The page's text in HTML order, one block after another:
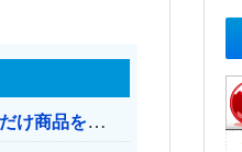
【消費税率1％】 「下げるのが筋なんですけど…」消費減税で値下がりする分と同じだけ商品を値上げして店頭価格を変えない店も